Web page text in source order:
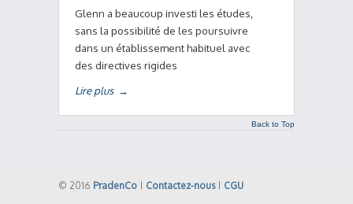
Glenn a beaucoup investi les études,
sans la possibilité de les poursuivre
dans un établissement habituel avec
des directives rigides
Lire plus →
Back to Top
© 2016 PradenCo Contactez-nous| CGU